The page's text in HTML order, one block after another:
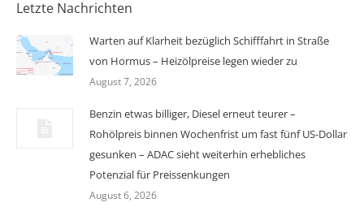
Letzte Nachrichten
Warten auf Klarheit bezüglich Schifffahrt in Straße
von Hormus – Heizölpreise legen wieder zu
August 7, 2026
Benzin etwas billiger, Diesel erneut teurer –
Rohölpreis binnen Wochenfrist um fast fünf US-Dollar
gesunken – ADAC sieht weiterhin erhebliches
Potenzial für Preissenkungen
August 6, 2026